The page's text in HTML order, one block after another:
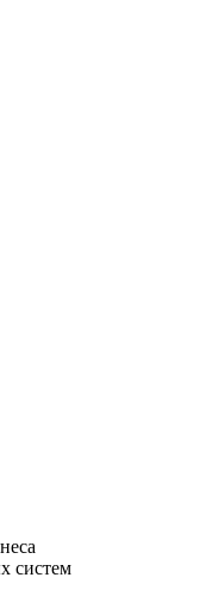
систем